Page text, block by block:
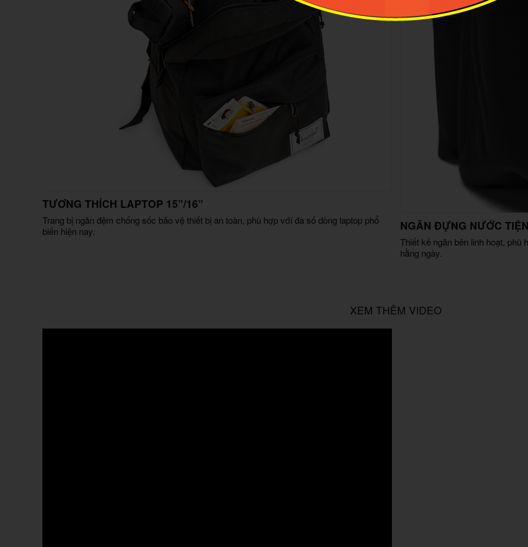
TƯƠNG THÍCH LAPTOP 15”/16”
Trang bị ngăn đệm chống sốc bảo vệ thiết bị an toàn, phù hợp với đa số dòng laptop phổ
biến hiện nay.
NGĂN ĐỰNG NƯỚC
Thiết kế ngăn bên linh hoạt,
hằng ngày.
XEM THÊM VIDEO